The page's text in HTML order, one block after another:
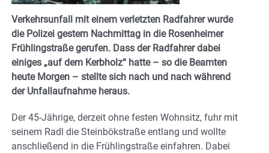
Verkehrsunfall mit einem verletzten Radfahrer wurde
die Polizei gestern Nachmittag in die Rosenheimer
Frühlingstraße gerufen. Dass der Radfahrer dabei
einiges „auf dem Kerbholz“ hatte – so die Beamten
heute Morgen – stellte sich nach und nach während
der Unfallaufnahme heraus.
Der 45-Jährige, derzeit ohne festen Wohnsitz, fuhr mit
seinem Radl die Steinbökstraße entlang und wollte
anschließend in die Frühlingstraße einfahren. Dabei